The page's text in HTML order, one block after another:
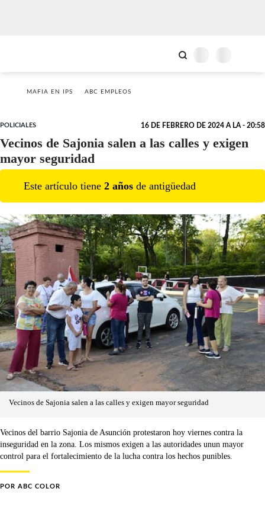
MAFIA EN IPS ABC EMPLEOS
POLICIALES 16 DE FEBRERO DE 2024 A LA - 20:58
Vecinos de Sajonia salen a las calles y exigen
mayor seguridad
Este artículo tiene 2 años de antigüedad
Vecinos de Sajonia salen a las calles y exigen mayor seguridad
Vecinos del barrio Sajonia de Asunción protestaron hoy viernes contra la
inseguridad en la zona. Los mismos exigen a las autoridades unun mayor
control para el fortalecimiento de la lucha contra los hechos punibles.
POR ABC COLOR